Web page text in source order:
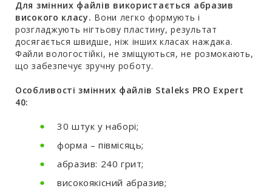
Для змінних файлів використається абразив
високого класу. Вони легко формують і
розгладжують нігтьову пластину, результат
досягається швидше, ніж інших класах наждака.
Файли вологостійкі, не зміщуються, не розмокають,
що забезпечує зручну роботу.
Особливості змінних файлів Staleks PRO Expert
40:
30 штук у наборі;
форма – півмісяць;
абразив: 240 грит;
високоякісний абразив;